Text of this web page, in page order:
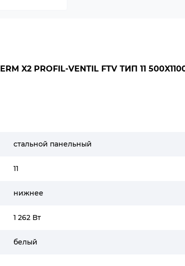
X2 PROFIL-VENTIL FTV ТИП 11
стальной панельный
11
нижнее
1 262 Вт
белый